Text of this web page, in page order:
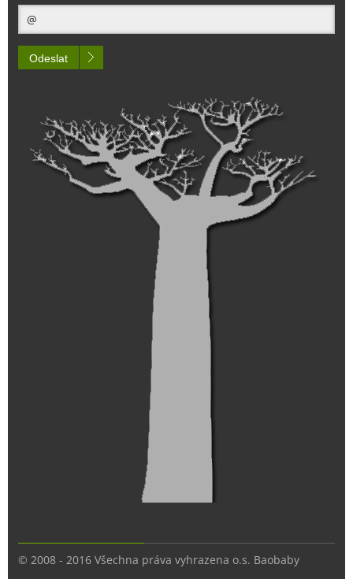
Odeslat
© 2008 - 2016 Všechna práva vyhrazena o.s. Baobaby